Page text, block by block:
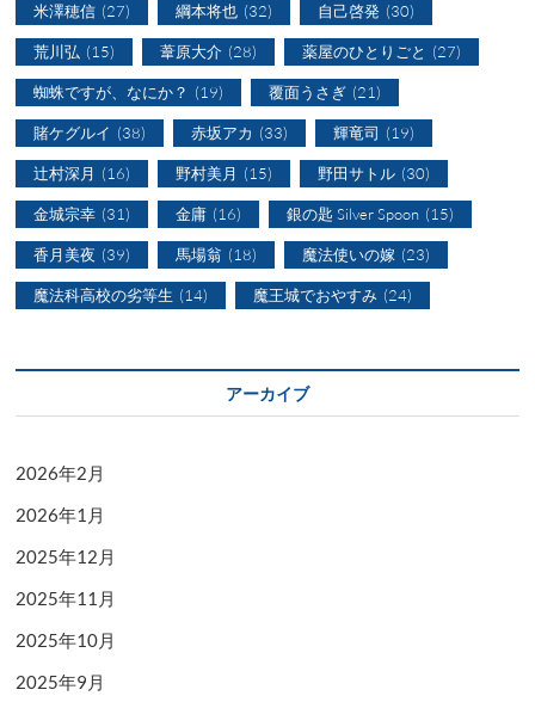
米澤穂信 (27) 綱本将也 (32) 自己啓発 (30)
荒川弘 (15) 葦原大介 (28) 薬屋のひとりごと (27)
蜘蛛ですが、なにか？ (19) 覆面うさぎ (21)
賭ケグルイ (38) 赤坂アカ (33) 輝竜司 (19)
辻村深月 (16) 野村美月 (15) 野田サトル (30)
金城宗幸 (31) 金庸 (16) 銀の匙 Silver Spoon (15)
香月美夜 (39) 馬場翁 (18) 魔法使いの嫁 (23)
魔法科高校の劣等生 (14) 魔王城でおやすみ (24)
アーカイブ
2026年2月
2026年1月
2025年12月
2025年11月
2025年10月
2025年9月